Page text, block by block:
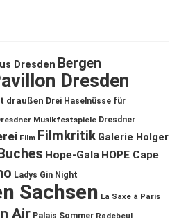
Dresden Bergen
Dresden
draußen Drei Haselnüsse für
Musikfestspiele Dresdner
Film Filmkritik Galerie Holger
Hope-Gala HOPE Cape
Ladys Gin Night
Sachsen La Saxe à Paris
Air Palais Sommer Radebeul